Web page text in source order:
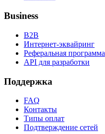
Business
B2B
Интернет-эквайринг
Реферальная программа
API для разработки
Поддержка
FAQ
Контакты
Типы оплат
Подтверждение сетей